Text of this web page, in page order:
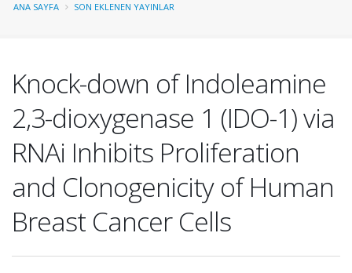
ANA SAYFA SON EKLENEN YAYINLAR
Knock-down of Indoleamine
2,3-dioxygenase 1 (IDO-1) via
RNAi Inhibits Proliferation
and Clonogenicity of Human
Breast Cancer Cells